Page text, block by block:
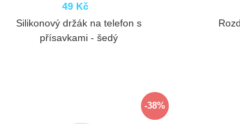
49 Kč
Silikonový držák na telefon s
přísavkami - šedý
-38%